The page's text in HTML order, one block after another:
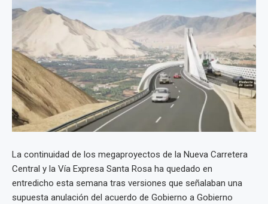
La continuidad de los megaproyectos de la Nueva Carretera
Central y la Vía Expresa Santa Rosa ha quedado en
entredicho esta semana tras versiones que señalaban una
supuesta anulación del acuerdo de Gobierno a Gobierno